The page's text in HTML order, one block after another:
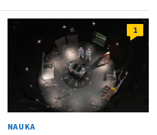
1
NAUKA